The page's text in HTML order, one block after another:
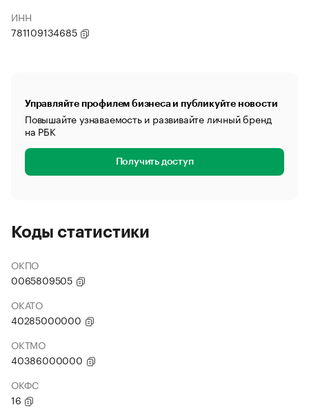
ИНН
781109134685
Управляйте профилем бизнеса и публикуйте новости
Повышайте узнаваемость и развивайте личный бренд
на РБК
Получить доступ
Коды статистики
ОКПО
0065809505
ОКАТО
40285000000
ОКТМО
40386000000
ОКФС
16